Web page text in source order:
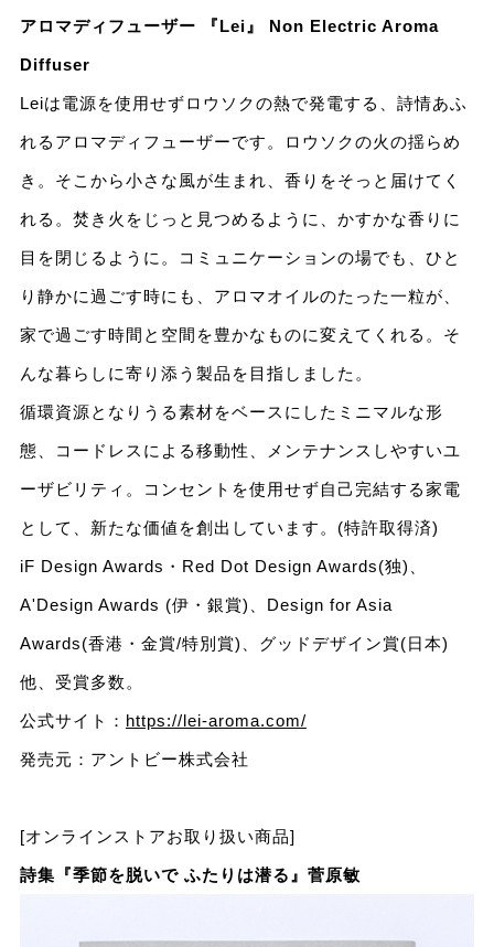
アロマディフューザー 『Lei』 Non Electric Aroma
Diffuser
Leiは電源を使用せずロウソクの熱で発電する、詩情あふ
れるアロマディフューザーです。ロウソクの火の揺らめ
き。そこから小さな風が生まれ、香りをそっと届けてく
れる。焚き火をじっと見つめるように、かすかな香りに
目を閉じるように。コミュニケーションの場でも、ひと
り静かに過ごす時にも、アロマオイルのたった一粒が、
家で過ごす時間と空間を豊かなものに変えてくれる。そ
んな暮らしに寄り添う製品を目指しました。
循環資源となりうる素材をベースにしたミニマルな形
態、コードレスによる移動性、メンテナンスしやすいユ
ーザビリティ。コンセントを使用せず自己完結する家電
として、新たな価値を創出しています。(特許取得済)
iF Design Awards・Red Dot Design Awards(独)、
A'Design Awards (伊・銀賞)、Design for Asia
Awards(香港・金賞/特別賞)、グッドデザイン賞(日本)
他、受賞多数。
公式サイト： https://lei-aroma.com/
発売元：アントビー株式会社
[オンラインストアお取り扱い商品]
詩集『季節を脱いで ふたりは潜る』菅原敏